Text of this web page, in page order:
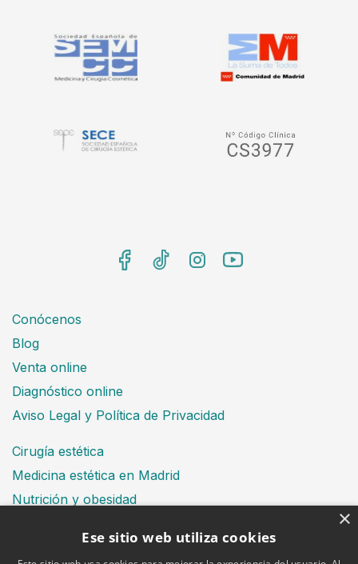
Conócenos
Blog
Venta online
Diagnóstico online
Aviso Legal y Política de Privacidad
Cirugía estética
Medicina estética en Madrid
Nutrición y obesidad
×
Ese sitio web utiliza cookies